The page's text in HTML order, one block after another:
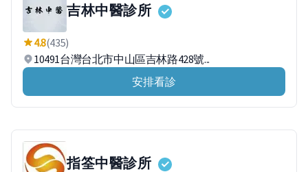
吉林中醫診所
4.8(435)
10491台灣台北市中山區吉林路428號...
安排看診
指筌中醫診所